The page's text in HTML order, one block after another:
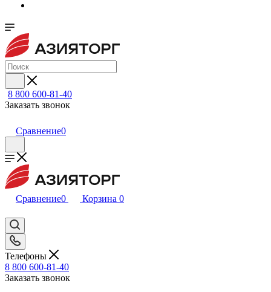
8 800 600-81-40
Заказать звонок
Сравнение0
Сравнение0 Корзина 0
Телефоны
8 800 600-81-40
Заказать звонок